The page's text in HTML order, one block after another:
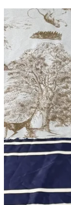
В наличии 20 м
В наличии 6 м